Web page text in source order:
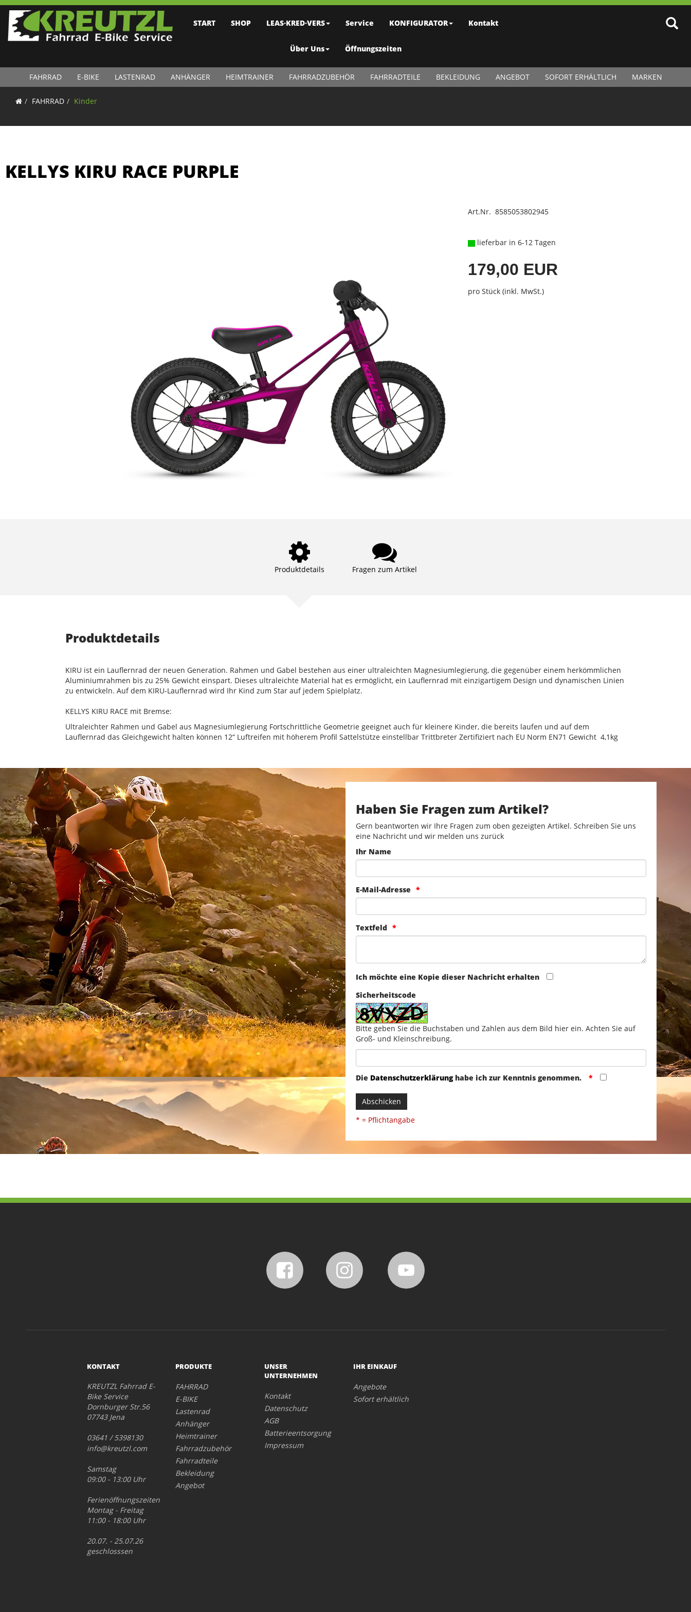
START SHOP LEAS·KRED·VERS Service KONFIGURATOR Kontakt
Über Uns Öffnungszeiten
FAHRRAD E-BIKE LASTENRAD ANHÄNGER HEIMTRAINER FAHRRADZUBEHÖR FAHRRADTEILE BEKLEIDUNG ANGEBOT SOFORT ERHÄLTLICH MARKEN
FAHRRAD Kinder
KELLYS KIRU RACE PURPLE
Art.Nr. 8585053802945
lieferbar in 6-12 Tagen
179,00 EUR
pro Stück (inkl. MwSt.)
Produktdetails Fragen zum Artikel
Produktdetails
KIRU ist ein Lauflernrad der neuen Generation. Rahmen und Gabel bestehen aus einer ultraleichten Magnesiumlegierung, die gegenüber einem herkömmlichen
Aluminiumrahmen bis zu 25% Gewicht einspart. Dieses ultraleichte Material hat es ermöglicht, ein Lauflernrad mit einzigartigem Design und dynamischen Linien
zu entwickeln. Auf dem KIRU-Lauflernrad wird Ihr Kind zum Star auf jedem Spielplatz.
KELLYS KIRU RACE mit Bremse:
Ultraleichter Rahmen und Gabel aus Magnesiumlegierung Fortschrittliche Geometrie geeignet auch für kleinere Kinder, die bereits laufen und auf dem
Lauflernrad das Gleichgewicht halten können 12“ Luftreifen mit höherem Profil Sattelstütze einstellbar Trittbreter Zertifiziert nach EU Norm EN71 Gewicht 4,1kg
Haben Sie Fragen zum Artikel?
Gern beantworten wir Ihre Fragen zum oben gezeigten Artikel. Schreiben Sie uns
eine Nachricht und wir melden uns zurück
Ihr Name
E-Mail-Adresse
Textfeld
Ich möchte eine Kopie dieser Nachricht erhalten
Sicherheitscode
Bitte geben Sie die Buchstaben und Zahlen aus dem Bild hier ein. Achten Sie auf
Groß- und Kleinschreibung.
Die Datenschutzerklärunghabe ich zur Kenntnis genommen.
Abschicken
* = Pflichtangabe
KONTAKT
KREUTZL Fahrrad E-
Bike Service
Dornburger Str.56
07743 Jena
03641 / 5398130
info@kreutzl.com
Samstag
09:00 - 13:00 Uhr
Ferienöffnungszeiten
Montag - Freitag
11:00 - 18:00 Uhr
20.07. - 25.07.26
geschlosssen
PRODUKTE
FAHRRAD
E-BIKE
Lastenrad
Anhänger
Heimtrainer
Fahrradzubehör
Fahrradteile
Bekleidung
Angebot
UNSER
UNTERNEHMEN
Kontakt
Datenschutz
AGB
Batterieentsorgung
Impressum
IHR EINKAUF
Angebote
Sofort erhältlich